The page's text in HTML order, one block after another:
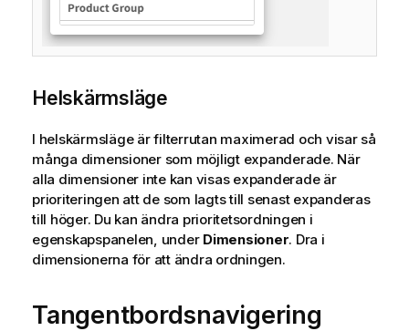
Helskärmsläge
I helskärmsläge är filterrutan maximerad och visar så
många dimensioner som möjligt expanderade. När
alla dimensioner inte kan visas expanderade är
prioriteringen att de som lagts till senast expanderas
till höger. Du kan ändra prioritetsordningen i
egenskapspanelen, under Dimensioner. Dra i
dimensionerna för att ändra ordningen.
Tangentbordsnavigering